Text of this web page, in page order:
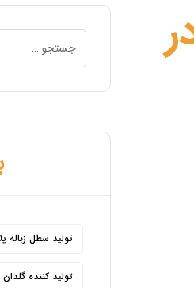
تولید سطل زباله
تولید کننده